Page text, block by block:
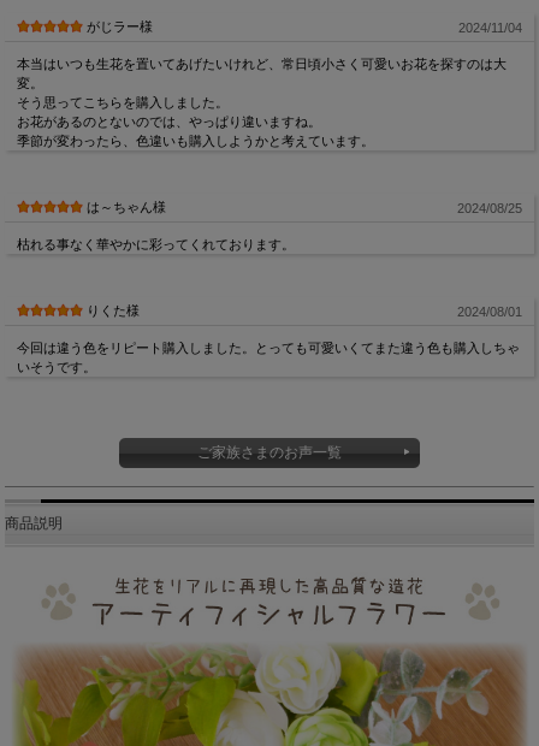
がじラー様 2024/11/04
本当はいつも生花を置いてあげたいけれど、常日頃小さく可愛いお花を探すのは大
変。
そう思ってこちらを購入しました。
お花があるのとないのでは、やっぱり違いますね。
季節が変わったら、色違いも購入しようかと考えています。
は～ちゃん様 2024/08/25
枯れる事なく華やかに彩ってくれております。
りくた様 2024/08/01
今回は違う色をリピート購入しました。とっても可愛いくてまた違う色も購入しちゃ
いそうです。
ご家族さまのお声一覧
商品説明